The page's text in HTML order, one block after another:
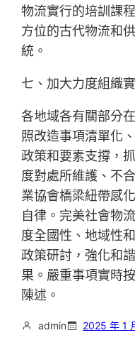
物流實行的培訓課
方位的古代物流和
統。
七、加大力度組織
各地域各有關部分
照改造事項清單化
政策和要素支撐，
度對處所維護、不
業協會橋梁紐帶感
自律。完美社會物
度全國性、地域性
政策研討，強化和
果。嚴重事項實時
陳述。
admin 2025 年 1